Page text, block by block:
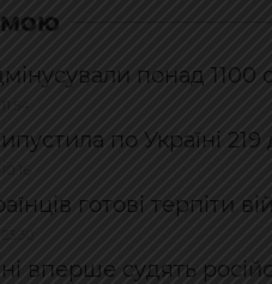
понад 1100
по Україні
готові терпіти
вперше судять